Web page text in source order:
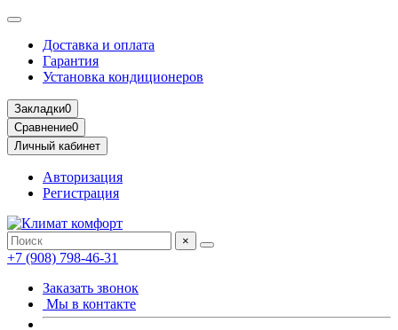
Доставка и оплата
Гарантия
Установка кондиционеров
Закладки0
Сравнение0
Личный кабинет
Авторизация
Регистрация
×
+7 (908) 798-46-31
Заказать звонок
Мы в контакте